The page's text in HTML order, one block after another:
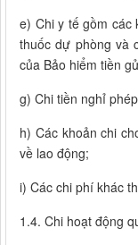
e) Chi y tế gồm các
thuốc dự phòng và
của Bảo hiểm tiền
g) Chi tiền nghỉ
h) Các khoản chi
về lao động;
i) Các chi phí khác
1.4. Chi hoạt động